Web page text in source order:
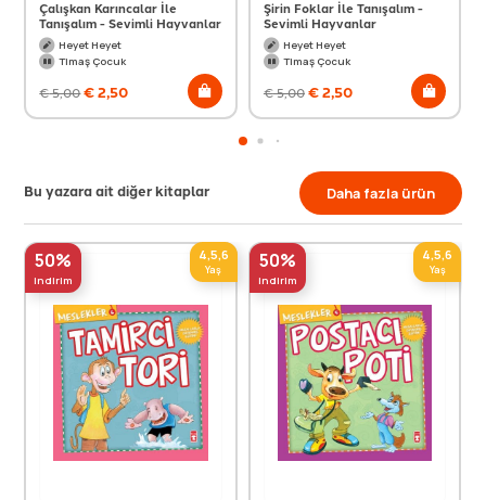
Çalışkan Karıncalar İle
Tanışalım - Sevimli Hayvanlar
Heyet Heyet
Timaş Çocuk
€5,00€2,50
Şirin Foklar İle Tanışalım -
Sevimli Hayvanlar
Heyet Heyet
Timaş Çocuk
€5,00€2,50
Bu yazara ait diğer kitaplar Daha fazla ürün
50%
indirim
4,5,6
Yaş 50%
indirim
4,5,6
Yaş